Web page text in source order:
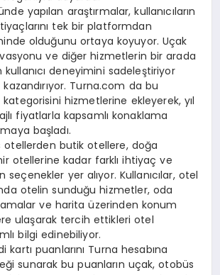
yapılan araştırmalar, kullanıcıların
tek bir platformdan
olduğunu ortaya koyuyor. Uçak
ve diğer hizmetlerin bir arada
kullanıcı deneyimini sadeleştiriyor
Turna.com da bu
hizmetlerine ekleyerek, yıl
fiyatlarla kapsamlı konaklama
başladı.
otellerden butik otellere, doğa
otellerine kadar farklı ihtiyaç ve
yer alıyor. Kullanıcılar, otel
otelin sunduğu hizmetler, oda
ve harita üzerinden konum
ulaşarak tercih ettikleri otel
bilgi edinebiliyor.
kartı puanlarını Turna hesabına
sunarak bu puanların uçak, otobüs